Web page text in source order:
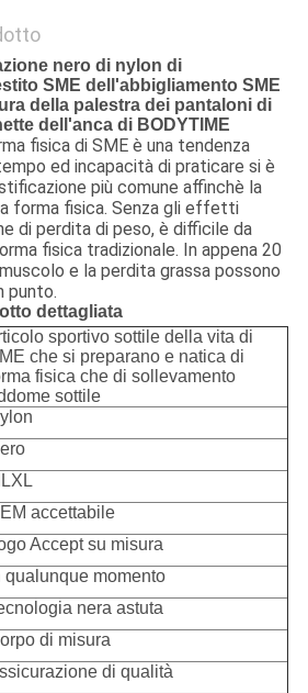
nero di nylon di
SME dell'abbigliamento SME
della palestra dei pantaloni di
dell'anca di BODYTIME
fisica di SME è una tendenza
ed incapacità di praticare si è
più comune affinchè la
forma fisica. Senza gli effetti
di perdita di peso, è difficile da
fisica tradizionale. In appena 20
e la perdita grassa possono
punto.
dettagliata
sportivo sottile della vita di
che si preparano e natica di
fisica che di sollevamento
sottile
accettabile
Accept su misura
qualunque momento
nera astuta
di misura
di qualità